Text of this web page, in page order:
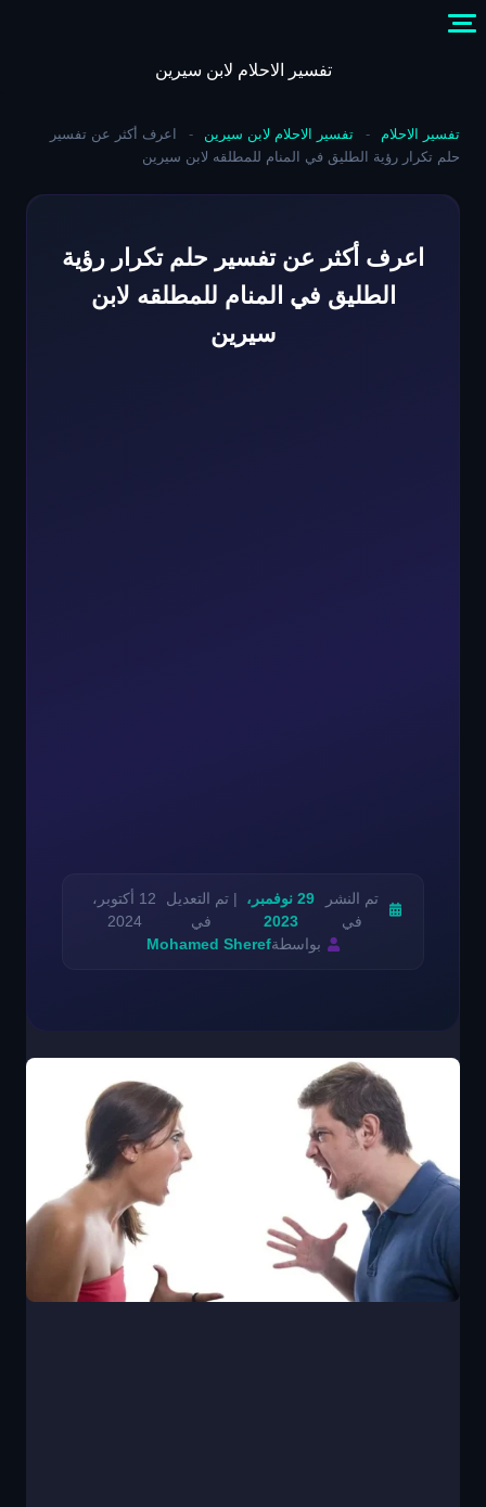
content
تفسير الاحلام لابن سيرين
تفسير الاحلام - تفسير الاحلام لابن سيرين -
اعرف أكثر عن تفسير
حلم تكرار رؤية الطليق في المنام للمطلقه لابن سيرين
اعرف أكثر عن تفسير حلم تكرار رؤية
الطليق في المنام للمطلقه لابن
سيرين
تم النشر
في
29 نوفمبر،
2023
| تم التعديل
في
12 أكتوبر،
2024
بواسطةMohamed Sheref